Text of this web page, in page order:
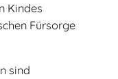
Kindes
Fürsorge
sind